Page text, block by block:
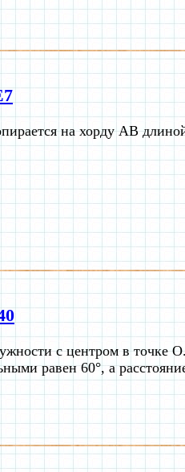
на хорду АВ
с центром в точке
равен 60°, а